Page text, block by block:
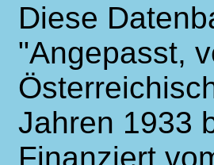
Diese
"Angepasst,
Jahren 1933
Finanziert